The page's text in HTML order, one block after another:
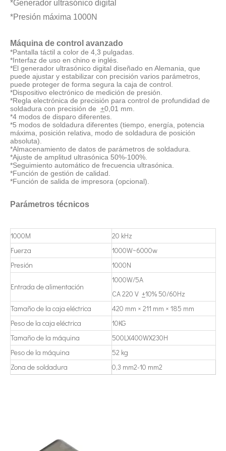
Actualmente, la investigación sobre la extracción de antioxidantes y
La era de la energía del hidrógeno: oportunidades para los equipos de pulverización ultrasónica
El sistema de recubrimiento de pulverización ultrasónica es una
El sistema de recubrimiento de pulverización ultrasónica es una
*Generador ultrasónico digital
*Presión máxima 1000N
Máquina de control avanzado
*Pantalla táctil a color de 4,3 pulgadas.
*Interfaz de uso en chino e inglés.
*El generador ultrasónico digital diseñado en Alemania, que
puede ajustar y estabilizar con precisión varios parámetros,
puede proteger de forma segura la caja de control.
*Dispositivo electrónico de medición de presión.
*Regla electrónica de precisión para control de profundidad de
soldadura con precisión de +0,01 mm.
*4 modos de disparo diferentes.
*5 modos de soldadura diferentes (tiempo, energía, potencia
máxima, posición relativa, modo de soldadura de posición
absoluta).
*Almacenamiento de datos de parámetros de soldadura.
*Ajuste de amplitud ultrasónica 50%-100%.
*Seguimiento automático de frecuencia ultrasónica.
*Función de gestión de calidad.
*Función de salida de impresora (opcional).
Parámetros técnicos
1000M
20 kHz
Fuerza
1000W~6000w
Presión
1000N
Entrada de alimentación
1000W/5A
CA 220 V +10% 50/60Hz
Tamaño de la caja eléctrica
420 mm × 211 mm × 185 mm
Peso de la caja eléctrica
10KG
Tamaño de la máquina
500LX400WX230H
Peso de la máquina
52 kg
Zona de soldadura
0,3 mm2-10 mm2